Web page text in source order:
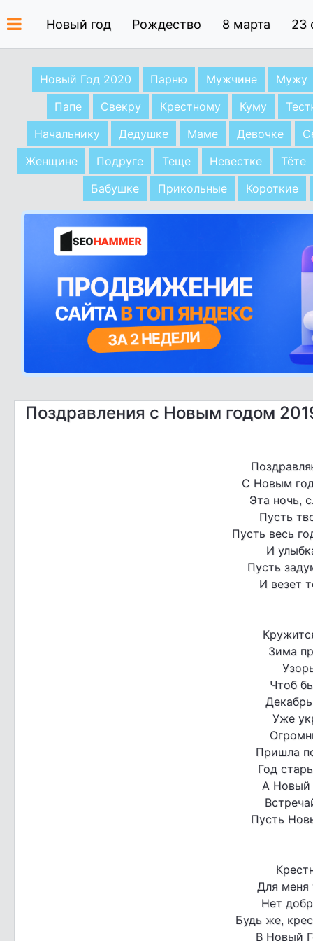
Новый год Рождество 8 марта 23
Новый Год 2020 Парню Мужчине
Мужу
Папе
Свекру Крестному Куму
Начальнику
Дедушке Маме Девочке
Женщине
Подруге Теще Невестке
Тёте
Бабушке
Прикольные Короткие
Поздравления с Новым годом
С Новым
Эта ночь,
Пусть
Пусть весь
И
Пусть
И везет
Зима
Чтоб
Уже
Пришла
Год
А Новый
Пусть
Для меня
Нет
Будь же,
В Новый